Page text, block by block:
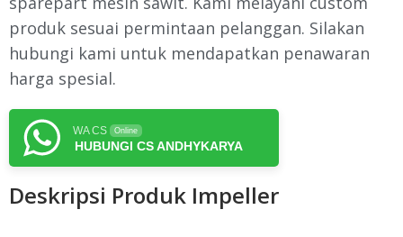
produk sesuai permintaan pelanggan. Silakan
hubungi kami untuk mendapatkan penawaran
harga spesial.
WA CS Online
HUBUNGI CS ANDHYKARYA
Deskripsi Produk Impeller